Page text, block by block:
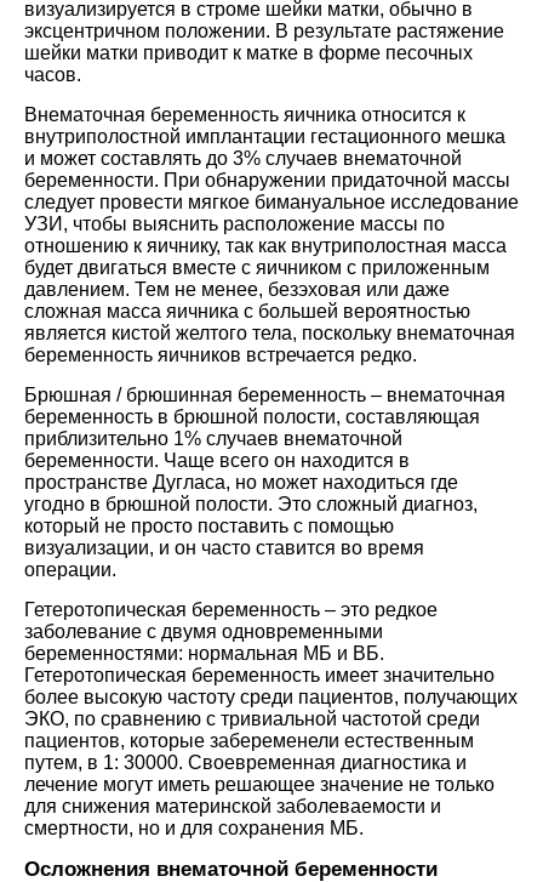
визуализируется в строме шейки матки, обычно в
эксцентричном положении. В результате растяжение
шейки матки приводит к матке в форме песочных
часов.
Внематочная беременность яичника относится к
внутриполостной имплантации гестационного мешка
и может составлять до 3% случаев внематочной
беременности. При обнаружении придаточной массы
следует провести мягкое бимануальное исследование
УЗИ, чтобы выяснить расположение массы по
отношению к яичнику, так как внутриполостная масса
будет двигаться вместе с яичником с приложенным
давлением. Тем не менее, безэховая или даже
сложная масса яичника с большей вероятностью
является кистой желтого тела, поскольку внематочная
беременность яичников встречается редко.
Брюшная / брюшинная беременность – внематочная
беременность в брюшной полости, составляющая
приблизительно 1% случаев внематочной
беременности. Чаще всего он находится в
пространстве Дугласа, но может находиться где
угодно в брюшной полости. Это сложный диагноз,
который не просто поставить с помощью
визуализации, и он часто ставится во время
операции.
Гетеротопическая беременность – это редкое
заболевание с двумя одновременными
беременностями: нормальная МБ и ВБ.
Гетеротопическая беременность имеет значительно
более высокую частоту среди пациентов, получающих
ЭКО, по сравнению с тривиальной частотой среди
пациентов, которые забеременели естественным
путем, в 1: 30000. Своевременная диагностика и
лечение могут иметь решающее значение не только
для снижения материнской заболеваемости и
смертности, но и для сохранения МБ.
Осложнения внематочной беременности